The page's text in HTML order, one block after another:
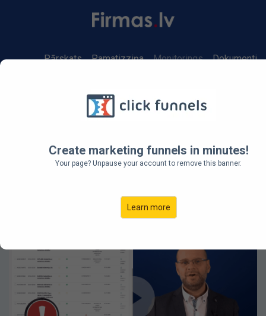
Create marketing funnels in minutes!
Your page? Unpause your account to remove this banner.
Learn more
Pārskats Pamatizziņa Monitorings Dokumenti
← Visi pakalpojumi
amatpersonu datu
monitorings